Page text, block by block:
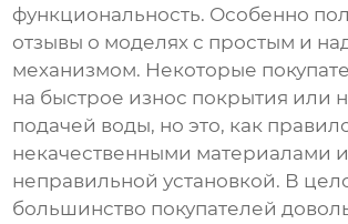
функциональность. Особенно
отзывы о моделях с простым и
механизмом. Некоторые
на быстрое износ покрытия или
подачей воды, но это, как
некачественными материалами
неправильной установкой. В
большинство покупателей